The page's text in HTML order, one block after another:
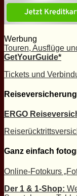
Werbung
Touren, Ausflüge
GetYourGuide*
Tickets und
ERGO
Ganz einfach
Online-Fotokurs
Der 1 & 1-Shop: